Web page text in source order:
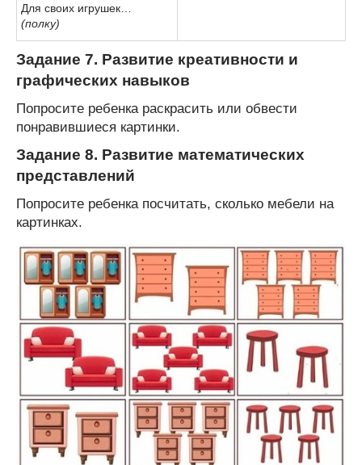
Для своих игрушек…
(полку)
Задание 7. Развитие креативности и
графических навыков
Попросите ребенка раскрасить или обвести
понравившиеся картинки.
Задание 8. Развитие математических
представлений
Попросите ребенка посчитать, сколько мебели на
картинках.